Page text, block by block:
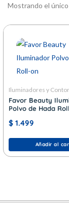
Mostrando el
Iluminadores y
Favor Beauty
Polvo de Hada
$ 1.499
Añadir al